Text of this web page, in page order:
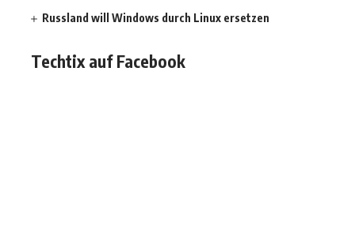
Russland will Windows durch Linux ersetzen
Techtix auf Facebook